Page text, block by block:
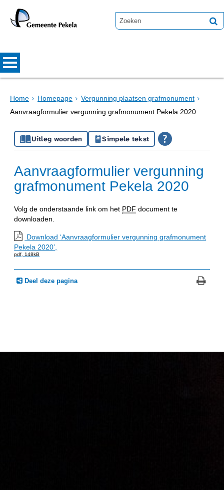
Home Homepage
Vergunning plaatsen grafmonument
Aanvraagformulier vergunning grafmonument Pekela 2020
Uitleg woorden Simpele tekst
Aanvraagformulier vergunning
grafmonument Pekela 2020
Volg de onderstaande link om het PDF document te
downloaden.
Download ‘Aanvraagformulier vergunning grafmonument
Pekela 2020’,
pdf , 148kB
Deel deze pagina